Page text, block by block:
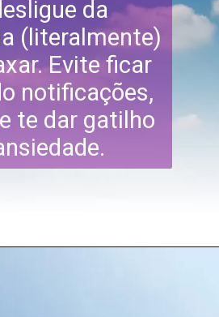
da
(literalmente)
Evite ficar
notificações,
te dar gatilho